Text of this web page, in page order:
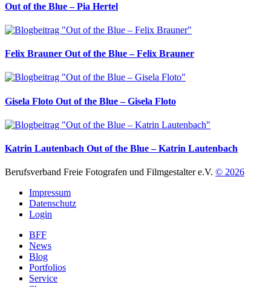
Out of the Blue – Pia Hertel
Felix Brauner Out of the Blue – Felix Brauner
Gisela Floto Out of the Blue – Gisela Floto
Katrin Lautenbach Out of the Blue – Katrin Lautenbach
Berufsverband Freie Fotografen und Filmgestalter e.V. © 2026
Impressum
Datenschutz
Login
BFF
News
Blog
Portfolios
Service